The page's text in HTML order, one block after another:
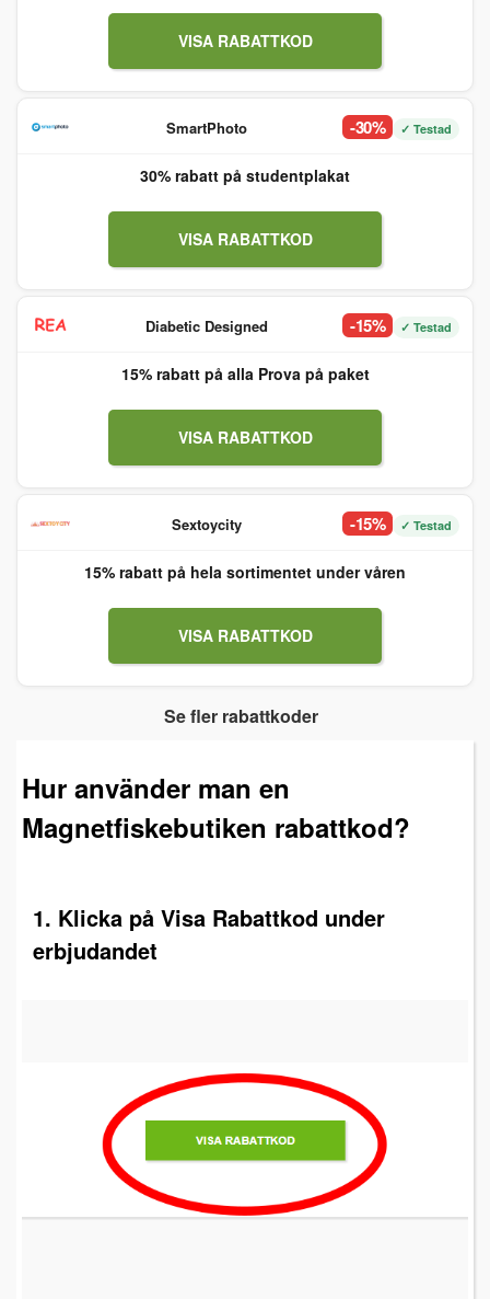
VISA RABATTKOD
SmartPhoto -30% ✓ Testad
30% rabatt på studentplakat
VISA RABATTKOD
Diabetic Designed -15% ✓ Testad
15% rabatt på alla Prova på paket
VISA RABATTKOD
Sextoycity -15% ✓ Testad
15% rabatt på hela sortimentet under våren
VISA RABATTKOD
Se fler rabattkoder
Hur använder man en
Magnetfiskebutiken rabattkod?
1. Klicka på Visa Rabattkod under
erbjudandet